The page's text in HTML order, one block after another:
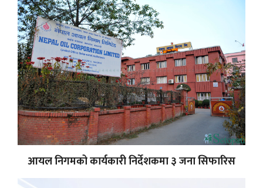
आयल निगमको कार्यकारी निर्देशकमा ३ जना सिफारिस